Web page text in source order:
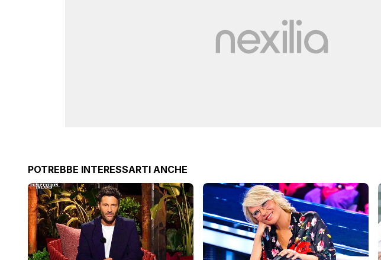
POTREBBE INTERESSARTI ANCHE